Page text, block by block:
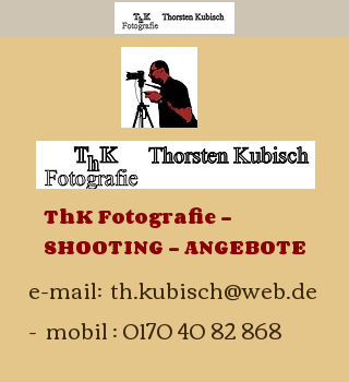
ThK Fotografie -
SHOOTING - ANGEBOTE
e-mail:th.kubisch@web.de
- mobil :0170 40 82 868